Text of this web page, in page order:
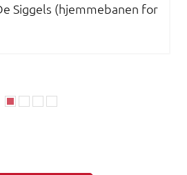
Siggels (hjemmebanen for